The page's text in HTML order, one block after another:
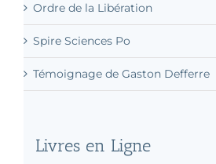
Ordre de la Libération
Spire Sciences Po
Témoignage de Gaston Defferre
Livres en Ligne